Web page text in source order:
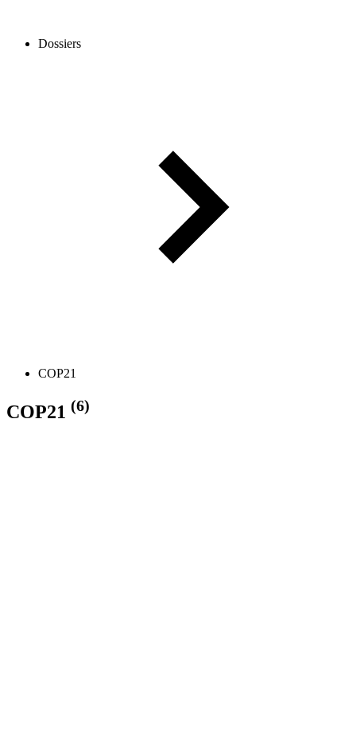
Dossiers
COP21
COP21 (6)